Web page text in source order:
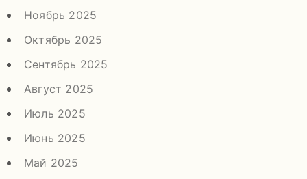
Ноябрь 2025
Октябрь 2025
Сентябрь 2025
Август 2025
Июль 2025
Июнь 2025
Май 2025